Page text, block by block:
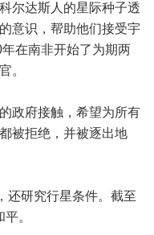
尔达斯人的星际种子透
意识，帮助他们接受宇
在南非开始了为期两
。
政府接触，希望为所有
被拒绝，并被逐出地
还研究行星条件。截至
。